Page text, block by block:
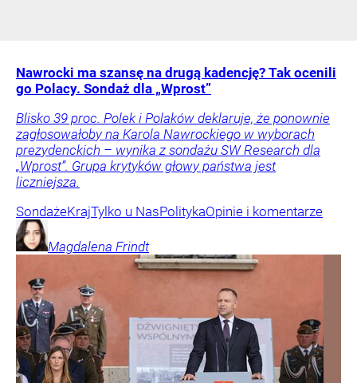
Nawrocki ma szansę na drugą kadencję? Tak ocenili
go Polacy. Sondaż dla „Wprost”
Blisko 39 proc. Polek i Polaków deklaruje, że ponownie
zagłosowałoby na Karola Nawrockiego w wyborach
prezydenckich – wynika z sondażu SW Research dla
„Wprost”. Grupa krytyków głowy państwa jest
liczniejsza.
SondażeKrajTylko u NasPolitykaOpinie i komentarze
Magdalena Frindt